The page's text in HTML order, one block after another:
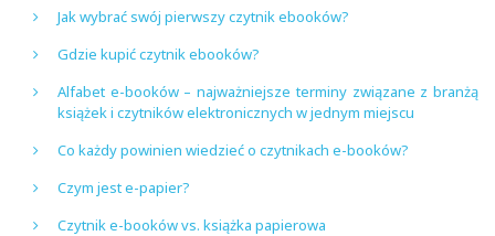
Jak wybrać swój pierwszy czytnik ebooków?
Gdzie kupić czytnik ebooków?
Alfabet e-booków – najważniejsze terminy związane z branżą
książek i czytników elektronicznych w jednym miejscu
Co każdy powinien wiedzieć o czytnikach e-booków?
Czym jest e-papier?
Czytnik e-booków vs. książka papierowa